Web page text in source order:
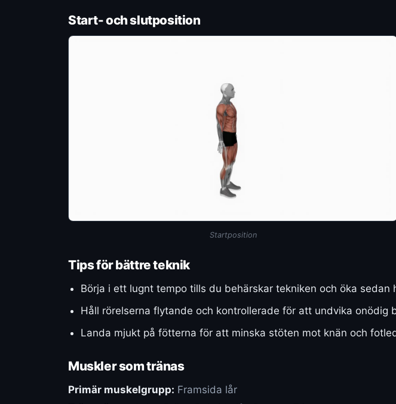
Start- och slutposition
Startposition
Tips för bättre teknik
Börja i ett lugnt tempo tills du behärskar tekniken och öka sedan
Håll rörelserna flytande och kontrollerade för att undvika onödig
Landa mjukt på fötterna för att minska stöten mot knän och
Muskler som tränas
Primär muskelgrupp: Framsida lår